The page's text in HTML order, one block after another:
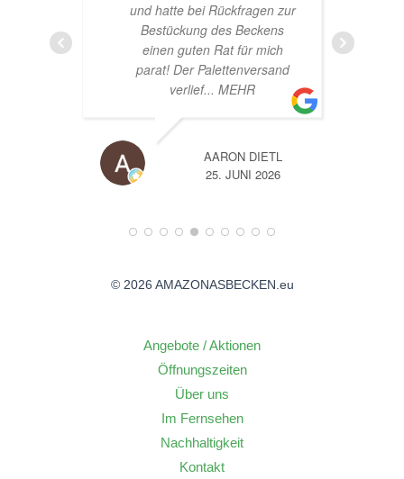
A
14. JUNI 2026
© 2026 AMAZONASBECKEN.eu
Angebote / Aktionen
Öffnungszeiten
Über uns
Im Fernsehen
Nachhaltigkeit
Kontakt